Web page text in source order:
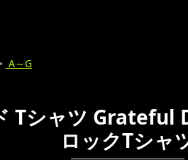
A～G
Tシャツ Grateful
ロックTシャ